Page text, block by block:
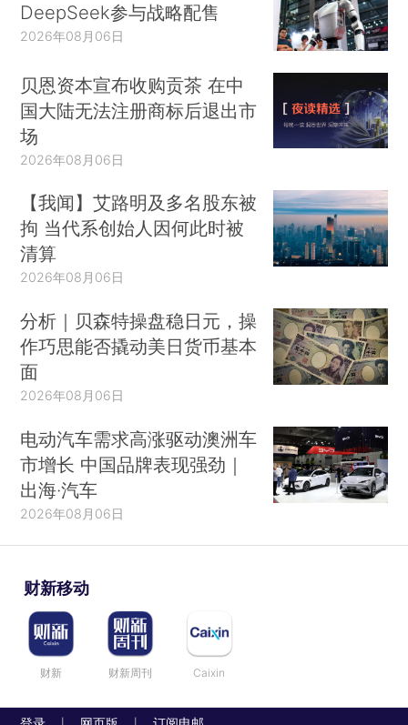
DeepSeek参与战略配售
2026年08月06日
贝恩资本宣布收购贡茶 在中
国大陆无法注册商标后退出市
场
2026年08月06日
【我闻】艾路明及多名股东被
拘 当代系创始人因何此时被
清算
2026年08月06日
分析｜贝森特操盘稳日元，操
作巧思能否撬动美日货币基本
面
2026年08月06日
电动汽车需求高涨驱动澳洲车
市增长 中国品牌表现强劲｜
出海·汽车
2026年08月06日
财新移动
财新 财新周刊 Caixin